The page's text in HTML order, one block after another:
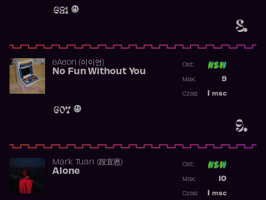
8.
621
9.
​eAeon (이이언)
No Fun Without You
607
Ost:
9
Max:
msc
Czas:
Mark Tuan (段宜恩)
Alone
Ost:
10
Max:
msc
Czas: